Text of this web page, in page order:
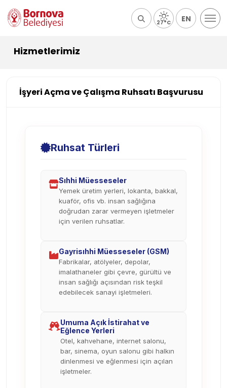
27°C EN
Hizmetlerimiz
İşyeri Açma ve Çalışma Ruhsatı Başvurusu
Ruhsat Türleri
Sıhhi Müesseseler
Yemek üretim yerleri, lokanta, bakkal,
kuaför, ofis vb. insan sağlığına
doğrudan zarar vermeyen işletmeler
için verilen ruhsatlar.
Gayrisıhhi Müesseseler (GSM)
Fabrikalar, atölyeler, depolar,
imalathaneler gibi çevre, gürültü ve
insan sağlığı açısından risk teşkil
edebilecek sanayi işletmeleri.
Umuma Açık İstirahat ve
Eğlence Yerleri
Otel, kahvehane, internet salonu,
bar, sinema, oyun salonu gibi halkın
dinlenmesi ve eğlenmesi için açılan
işletmeler.